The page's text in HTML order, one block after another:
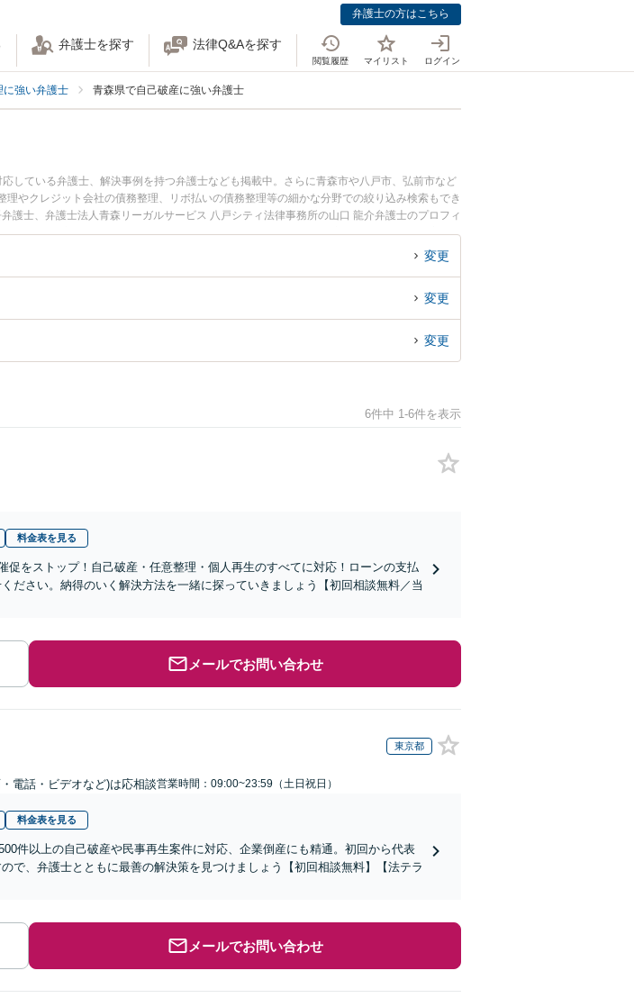
弁護士の方はこちら
弁護士を探す 法律Q&Aを探す
閲覧履歴 マイリスト ログイン
に強い弁護士 青森県で自己破産に強い弁護士
している弁護士、解決事例を持つ弁護士なども掲載中。さらに青森市や八戸市、弘前市など
やクレジット会社の債務整理、リボ払いの債務整理等の細かな分野での絞り込み検索もでき
士、弁護士法人青森リーガルサービス 八戸シティ法律事務所の山口 龍介弁護士のプロフィ
た自己破産のトラブルを今すぐに弁護士に相談したい』『自己破産のトラブル解決の実績豊
の弁護士に相談予約したい』などでお困りの相談者さんにおすすめです。
変更
変更
変更
6件中 1-6件を表示
料金表を見る
促をストップ！自己破産・任意整理・個人再生のすべてに対応！ローンの支払
ださい。納得のいく解決方法を一緒に探っていきましょう【初回相談無料／当
メールでお問い合わせ
東京都
電話・ビデオなど)は応相談営業時間：09:00~23:59（土日祝日）
料金表を見る
件以上の自己破産や民事再生案件に対応、企業倒産にも精通。初回から代表
で、弁護士とともに最善の解決策を見つけましょう【初回相談無料】【法テラ
メールでお問い合わせ